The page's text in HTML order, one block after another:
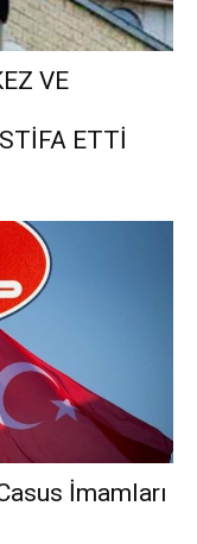
VE
ETTİ
İmamları